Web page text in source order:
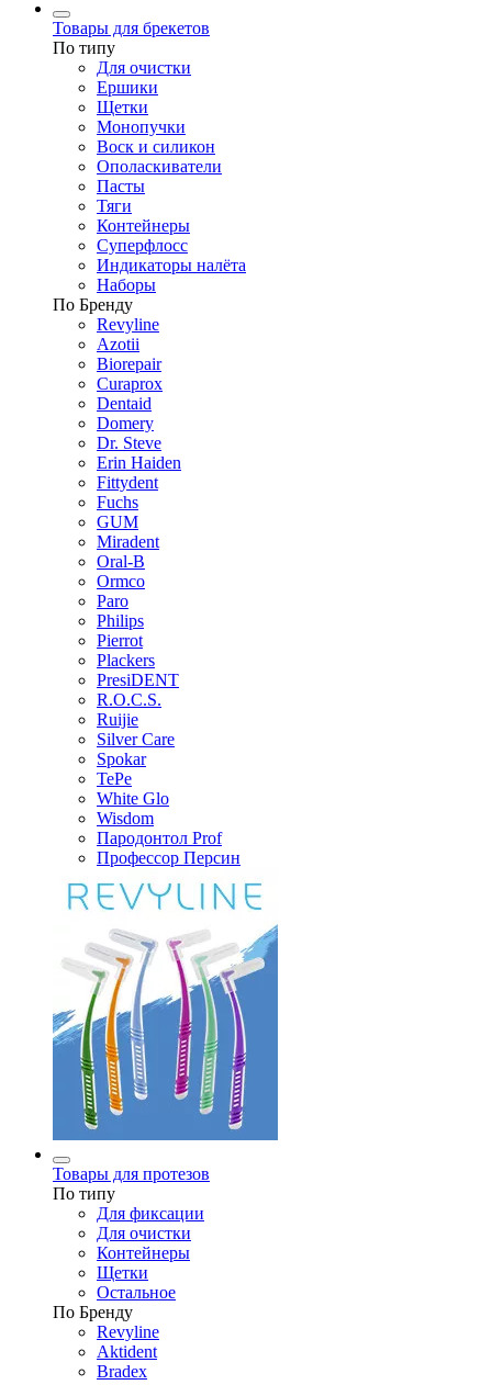
Товары для брекетов
По типу
Для очистки
Ершики
Щетки
Монопучки
Воск и силикон
Ополаскиватели
Пасты
Тяги
Контейнеры
Суперфлосс
Индикаторы налёта
Наборы
По Бренду
Revyline
Azotii
Biorepair
Curaprox
Dentaid
Domery
Dr. Steve
Erin Haiden
Fittydent
Fuchs
GUM
Miradent
Oral-B
Ormco
Paro
Philips
Pierrot
Plackers
PresiDENT
R.O.C.S.
Ruijie
Silver Care
Spokar
TePe
White Glo
Wisdom
Пародонтол Prof
Профессор Персин
Товары для протезов
По типу
Для фиксации
Для очистки
Контейнеры
Щетки
Остальное
По Бренду
Revyline
Aktident
Bradex